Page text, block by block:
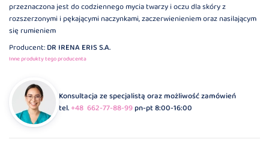
przeznaczona jest do codziennego mycia twarzy i oczu dla skóry z
rozszerzonymi i pękającymi naczynkami, zaczerwienieniem oraz nasilającym
się rumieniem
Producent:DR IRENA ERIS S.A.
Inne produkty tego producenta
Konsultacja ze specjalistą oraz możliwość zamówień
tel.+48 662-77-88-99pn-pt 8:00-16:00